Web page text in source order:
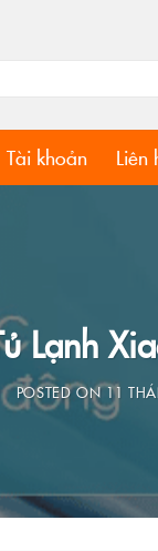
Tài khoản Liên
Lạnh
POSTED ON11